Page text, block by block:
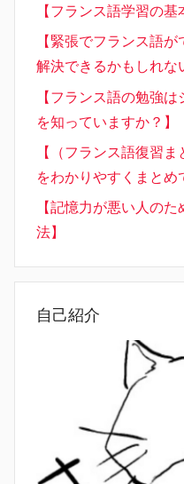
【フランス語学習の基
【緊張でフランス語
解決できるかもしれな
【フランス語の勉強
を知っていますか？】
【（フランス語復習
をわかりやすくまとめ
【記憶力が悪い人の
法】
自己紹介